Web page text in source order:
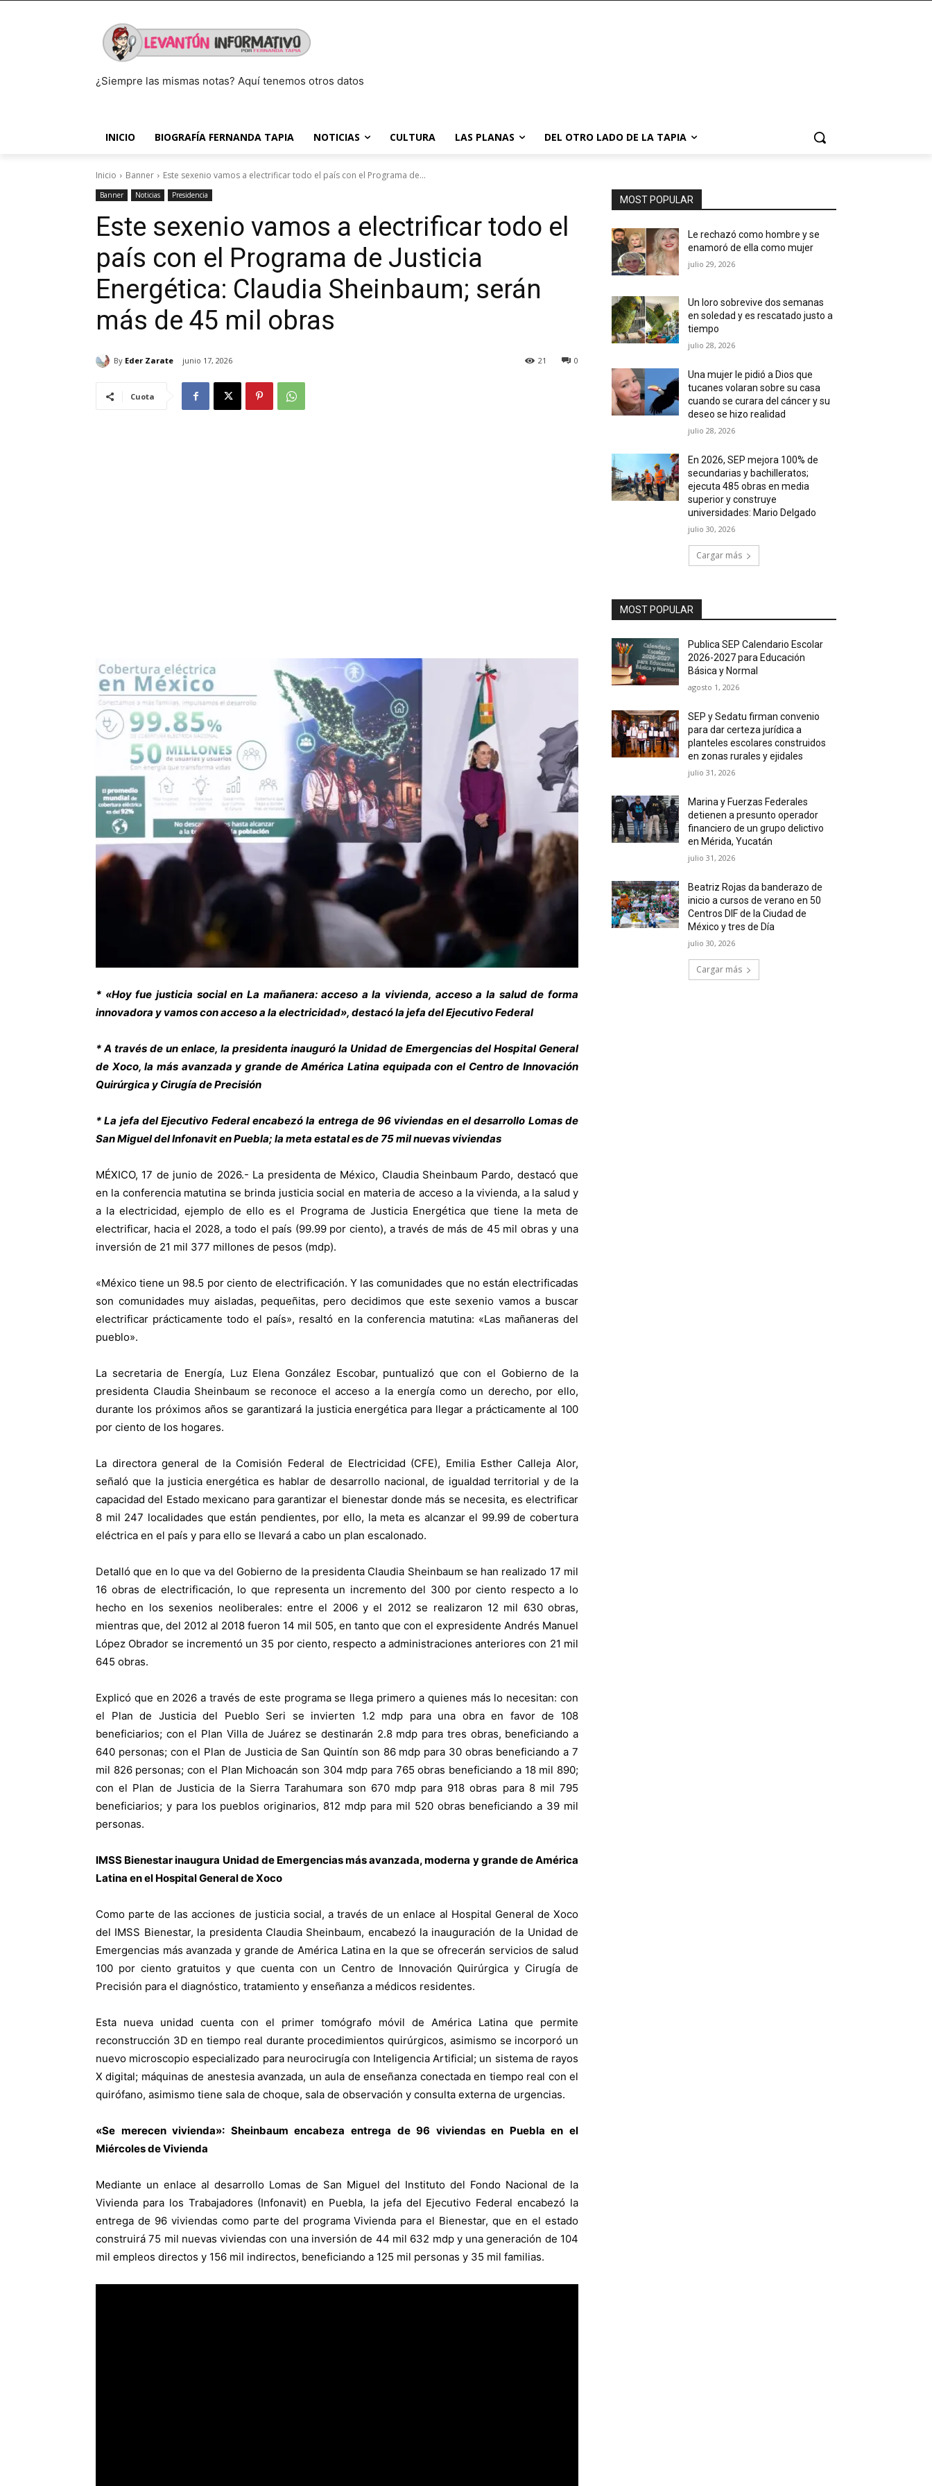
¿Siempre las mismas notas? Aquí tenemos otros datos
INICIO BIOGRAFÍA FERNANDA TAPIA NOTICIAS CULTURA LAS PLANAS DEL OTRO LADO DE LA TAPIA
Inicio Banner Este sexenio vamos a electrificar todo el país con el Programa de...
Banner Noticias Presidencia
Este sexenio vamos a electrificar todo el
país con el Programa de Justicia
Energética: Claudia Sheinbaum; serán
más de 45 mil obras
By Eder Zarate junio 17, 2026 0
21
Cuota
* «Hoy fue justicia social en La mañanera: acceso a la vivienda, acceso a la salud de forma
innovadora y vamos con acceso a la electricidad», destacó la jefa del Ejecutivo Federal
* A través de un enlace, la presidenta inauguró la Unidad de Emergencias del Hospital General
de Xoco, la más avanzada y grande de América Latina equipada con el Centro de Innovación
Quirúrgica y Cirugía de Precisión
* La jefa del Ejecutivo Federal encabezó la entrega de 96 viviendas en el desarrollo Lomas de
San Miguel del Infonavit en Puebla; la meta estatal es de 75 mil nuevas viviendas
MÉXICO, 17 de junio de 2026.- La presidenta de México, Claudia Sheinbaum Pardo, destacó que
en la conferencia matutina se brinda justicia social en materia de acceso a la vivienda, a la salud y
a la electricidad, ejemplo de ello es el Programa de Justicia Energética que tiene la meta de
electrificar, hacia el 2028, a todo el país (99.99 por ciento), a través de más de 45 mil obras y una
inversión de 21 mil 377 millones de pesos (mdp).
«México tiene un 98.5 por ciento de electrificación. Y las comunidades que no están electrificadas
son comunidades muy aisladas, pequeñitas, pero decidimos que este sexenio vamos a buscar
electrificar prácticamente todo el país», resaltó en la conferencia matutina: «Las mañaneras del
pueblo».
La secretaria de Energía, Luz Elena González Escobar, puntualizó que con el Gobierno de la
presidenta Claudia Sheinbaum se reconoce el acceso a la energía como un derecho, por ello,
durante los próximos años se garantizará la justicia energética para llegar a prácticamente al 100
por ciento de los hogares.
La directora general de la Comisión Federal de Electricidad (CFE), Emilia Esther Calleja Alor,
señaló que la justicia energética es hablar de desarrollo nacional, de igualdad territorial y de la
capacidad del Estado mexicano para garantizar el bienestar donde más se necesita, es electrificar
8 mil 247 localidades que están pendientes, por ello, la meta es alcanzar el 99.99 de cobertura
eléctrica en el país y para ello se llevará a cabo un plan escalonado.
Detalló que en lo que va del Gobierno de la presidenta Claudia Sheinbaum se han realizado 17 mil
16 obras de electrificación, lo que representa un incremento del 300 por ciento respecto a lo
hecho en los sexenios neoliberales: entre el 2006 y el 2012 se realizaron 12 mil 630 obras,
mientras que, del 2012 al 2018 fueron 14 mil 505, en tanto que con el expresidente Andrés Manuel
López Obrador se incrementó un 35 por ciento, respecto a administraciones anteriores con 21 mil
645 obras.
Explicó que en 2026 a través de este programa se llega primero a quienes más lo necesitan: con
el Plan de Justicia del Pueblo Seri se invierten 1.2 mdp para una obra en favor de 108
beneficiarios; con el Plan Villa de Juárez se destinarán 2.8 mdp para tres obras, beneficiando a
640 personas; con el Plan de Justicia de San Quintín son 86 mdp para 30 obras beneficiando a 7
mil 826 personas; con el Plan Michoacán son 304 mdp para 765 obras beneficiando a 18 mil 890;
con el Plan de Justicia de la Sierra Tarahumara son 670 mdp para 918 obras para 8 mil 795
beneficiarios; y para los pueblos originarios, 812 mdp para mil 520 obras beneficiando a 39 mil
personas.
IMSS Bienestar inaugura Unidad de Emergencias más avanzada, moderna y grande de América
Latina en el Hospital General de Xoco
Como parte de las acciones de justicia social, a través de un enlace al Hospital General de Xoco
del IMSS Bienestar, la presidenta Claudia Sheinbaum, encabezó la inauguración de la Unidad de
Emergencias más avanzada y grande de América Latina en la que se ofrecerán servicios de salud
100 por ciento gratuitos y que cuenta con un Centro de Innovación Quirúrgica y Cirugía de
Precisión para el diagnóstico, tratamiento y enseñanza a médicos residentes.
Esta nueva unidad cuenta con el primer tomógrafo móvil de América Latina que permite
reconstrucción 3D en tiempo real durante procedimientos quirúrgicos, asimismo se incorporó un
nuevo microscopio especializado para neurocirugía con Inteligencia Artificial; un sistema de rayos
X digital; máquinas de anestesia avanzada, un aula de enseñanza conectada en tiempo real con el
quirófano, asimismo tiene sala de choque, sala de observación y consulta externa de urgencias.
«Se merecen vivienda»: Sheinbaum encabeza entrega de 96 viviendas en Puebla en el
Miércoles de Vivienda
Mediante un enlace al desarrollo Lomas de San Miguel del Instituto del Fondo Nacional de la
Vivienda para los Trabajadores (Infonavit) en Puebla, la jefa del Ejecutivo Federal encabezó la
entrega de 96 viviendas como parte del programa Vivienda para el Bienestar, que en el estado
construirá 75 mil nuevas viviendas con una inversión de 44 mil 632 mdp y una generación de 104
mil empleos directos y 156 mil indirectos, beneficiando a 125 mil personas y 35 mil familias.
MOST POPULAR
Le rechazó como hombre y se
enamoró de ella como mujer
julio 29, 2026
Un loro sobrevive dos semanas
en soledad y es rescatado justo a
tiempo
julio 28, 2026
Una mujer le pidió a Dios que
tucanes volaran sobre su casa
cuando se curara del cáncer y su
deseo se hizo realidad
julio 28, 2026
En 2026, SEP mejora 100% de
secundarias y bachilleratos;
ejecuta 485 obras en media
superior y construye
universidades: Mario Delgado
julio 30, 2026
Cargar más
MOST POPULAR
Publica SEP Calendario Escolar
2026-2027 para Educación
Básica y Normal
agosto 1, 2026
SEP y Sedatu firman convenio
para dar certeza jurídica a
planteles escolares construidos
en zonas rurales y ejidales
julio 31, 2026
Marina y Fuerzas Federales
detienen a presunto operador
financiero de un grupo delictivo
en Mérida, Yucatán
julio 31, 2026
Beatriz Rojas da banderazo de
inicio a cursos de verano en 50
Centros DIF de la Ciudad de
México y tres de Día
julio 30, 2026
Cargar más